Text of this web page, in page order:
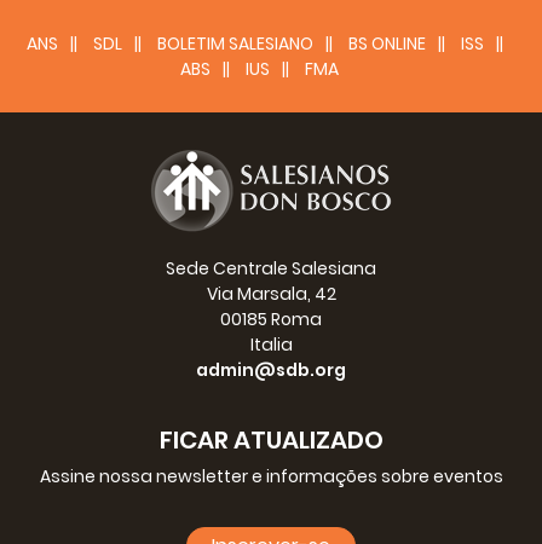
ANS SDL BOLETIM SALESIANO BS ONLINE
ISS
ABS
IUS FMA
Sede Centrale Salesiana
Via Marsala, 42
00185 Roma
Italia
admin@sdb.org
FICAR ATUALIZADO
Assine nossa newsletter e informações sobre eventos